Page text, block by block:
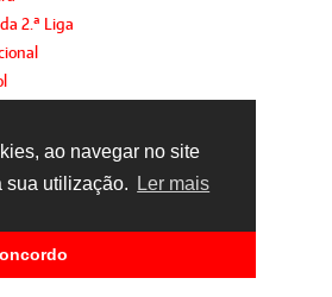
ao navegar no site
sua utilização.
Ler mais
2.ª Liga